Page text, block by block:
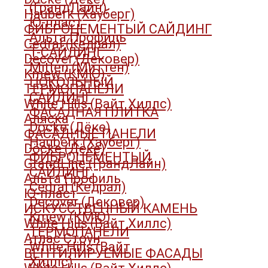
(ГрандЛайн)
Ю-пласт
Альта Профиль
Т-САЙДИНГ
Mitten (Миттен)
ЦОКОЛЬНЫЙ
САЙДИНГ
ФАСАДНАЯ ПЛИТКА
Döcke (Дёке)
Hauberk (Хауберг)
ФИБРОЦЕМЕНТЫЙ
САЙДИНГ
Cedral (Кедрал)
Decover (Дековер)
Kmew (КМЮ)
ТЕРМОПАНЕЛИ
White Hills (Вайт
Хиллс)
Hauberk (Хауберг)
ФИБРОЦЕМЕНТЫЙ САЙДИНГ
Cedral (Кедрал)
Decover (Дековер)
Kmew (КМЮ)
ТЕРМОПАНЕЛИ
White Hills (Вайт Хиллс)
Аляска
ФАСАДНЫЕ ПАНЕЛИ
Döcke (Дёке)
GrandLine (ГрандЛайн)
Альта Профиль
Ю-пласт
ИСКУССТВЕННЫЙ КАМЕНЬ
White Hills (Вайт Хиллс)
Атлас Стоун
ВЕНТИЛИРУЕМЫЕ ФАСАДЫ